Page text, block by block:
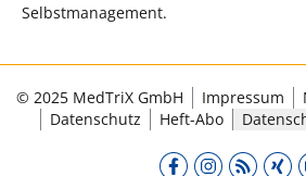
Selbstmanagement.
© 2025 MedTriX GmbH Impressum
Datenschutz
Heft-Abo